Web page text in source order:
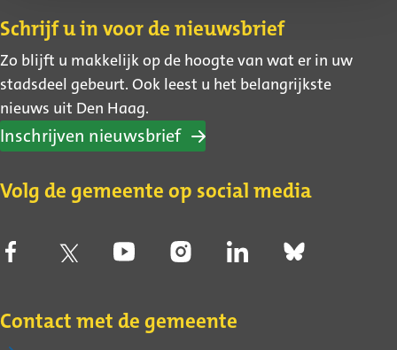
Contact
Schrijf u in voor de nieuwsbrief
Zo blijft u makkelijk op de hoogte van wat er in uw
stadsdeel gebeurt. Ook leest u het belangrijkste
nieuws uit Den Haag.
Inschrijven nieuwsbrief
Volg de gemeente op social media
Contact met de gemeente